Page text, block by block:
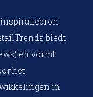
biedt
en vormt
het
in